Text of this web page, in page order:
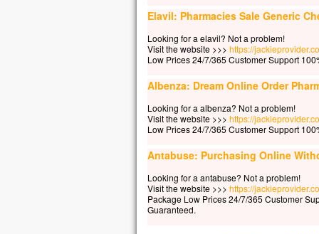
Elavil: Pharmacies Sale Generic
Looking for a elavil? Not a problem!
Visit the website >>> https://
Low Prices 24/7/365 Customer Support
Albenza: Dream Online Order
Looking for a albenza? Not a problem!
Visit the website >>> https://
Low Prices 24/7/365 Customer Support
Antabuse: Purchasing Online
Looking for a antabuse? Not a problem!
Visit the website >>> https://
Package Low Prices 24/7/365 Customer
Guaranteed.